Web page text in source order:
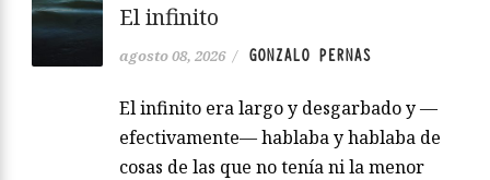
El infinito
agosto 08, 2026 / GONZALO PERNAS
El infinito era largo y desgarbado y —
efectivamente— hablaba y hablaba de
cosas de las que no tenía ni la menor